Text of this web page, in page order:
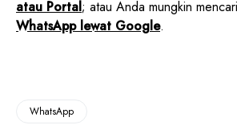
atau Portal; atau Anda mungkin mencari
WhatsApp lewat Google.
WhatsApp